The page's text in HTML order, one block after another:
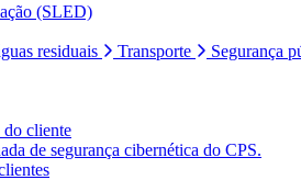
(SLED)
residuais Transporte Segurança
cliente
de segurança cibernética do CPS.